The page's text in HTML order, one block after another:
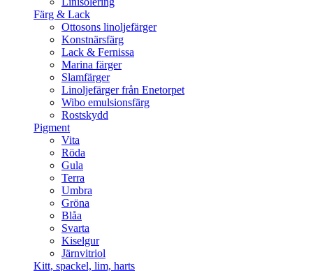
Färg & Lack
Ottosons linoljefärger
Konstnärsfärg
Lack & Fernissa
Marina färger
Slamfärger
Linoljefärger från Enetorpet
Wibo emulsionsfärg
Rostskydd
Pigment
Vita
Röda
Gula
Terra
Umbra
Gröna
Blåa
Svarta
Kiselgur
Järnvitriol
Kitt, spackel, lim, harts